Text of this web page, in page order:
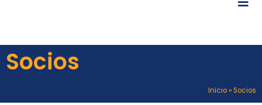
Socios
Inicio»Socios